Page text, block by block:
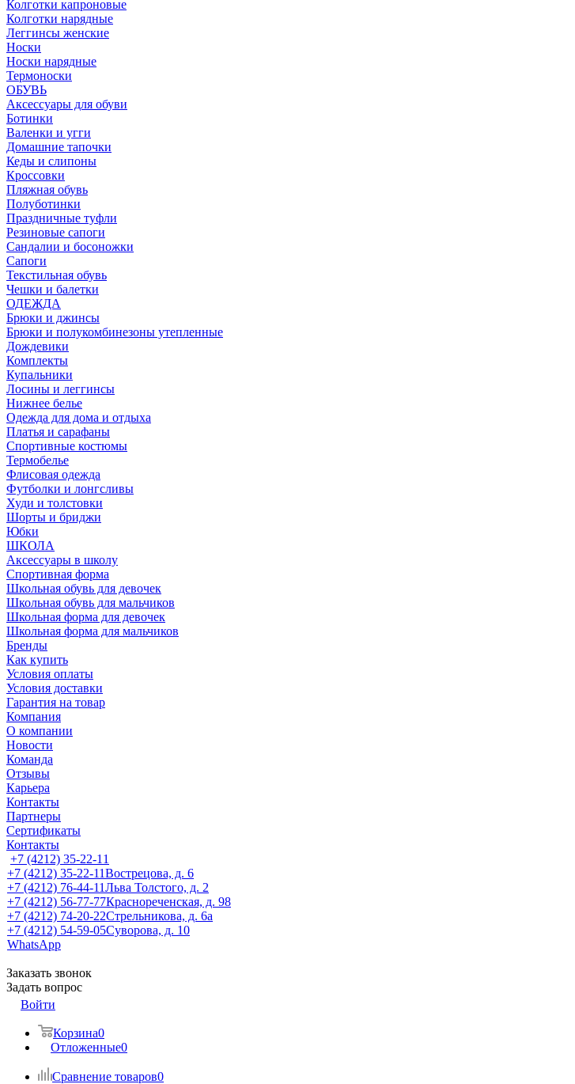
Колготки капроновые
Колготки нарядные
Леггинсы женские
Носки
Носки нарядные
Термоноски
ОБУВЬ
Аксессуары для обуви
Ботинки
Валенки и угги
Домашние тапочки
Кеды и слипоны
Кроссовки
Пляжная обувь
Полуботинки
Праздничные туфли
Резиновые сапоги
Сандалии и босоножки
Сапоги
Текстильная обувь
Чешки и балетки
ОДЕЖДА
Брюки и джинсы
Брюки и полукомбинезоны утепленные
Дождевики
Комплекты
Купальники
Лосины и леггинсы
Нижнее белье
Одежда для дома и отдыха
Платья и сарафаны
Спортивные костюмы
Термобелье
Флисовая одежда
Футболки и лонгсливы
Худи и толстовки
Шорты и бриджи
Юбки
ШКОЛА
Аксессуары в школу
Спортивная форма
Школьная обувь для девочек
Школьная обувь для мальчиков
Школьная форма для девочек
Школьная форма для мальчиков
Бренды
Как купить
Условия оплаты
Условия доставки
Гарантия на товар
Компания
О компании
Новости
Команда
Отзывы
Карьера
Контакты
Партнеры
Сертификаты
Контакты
+7 (4212) 35-22-11
+7 (4212) 35-22-11Вострецова, д. 6
+7 (4212) 76-44-11Льва Толстого, д. 2
+7 (4212) 56-77-77Краснореченская, д. 98
+7 (4212) 74-20-22Стрельникова, д. 6а
+7 (4212) 54-59-05Суворова, д. 10
WhatsApp
Заказать звонок
Задать вопрос
Войти
Корзина0
Отложенные0
Сравнение товаров0